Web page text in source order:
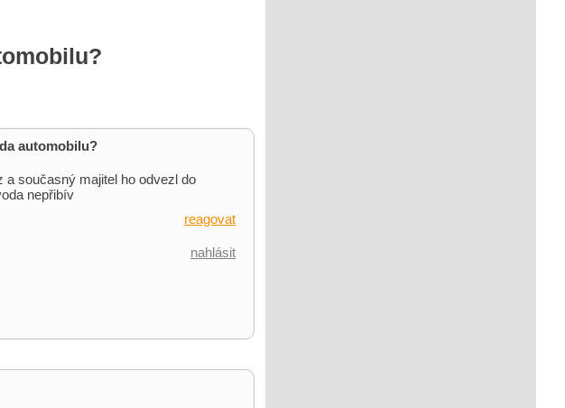
automobilu?
současný majitel ho odvezl do
nepřibív
reagovat
nahlásit